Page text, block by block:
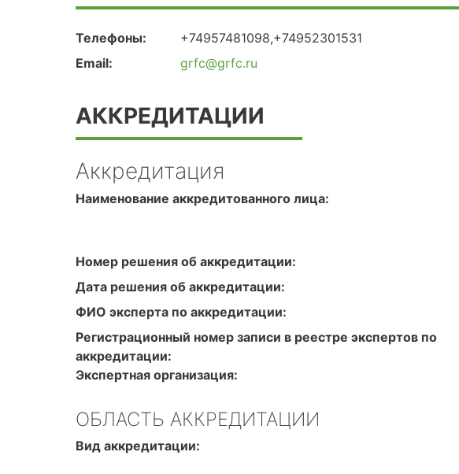
Телефоны:
+74957481098,+74952301531
Email:
grfc@grfc.ru
АККРЕДИТАЦИИ
Аккредитация
Наименование аккредитованного лица:
Номер решения об аккредитации:
Дата решения об аккредитации:
ФИО эксперта по аккредитации:
Регистрационный номер записи в реестре экспертов по
аккредитации:
Экспертная организация:
ОБЛАСТЬ АККРЕДИТАЦИИ
Вид аккредитации: